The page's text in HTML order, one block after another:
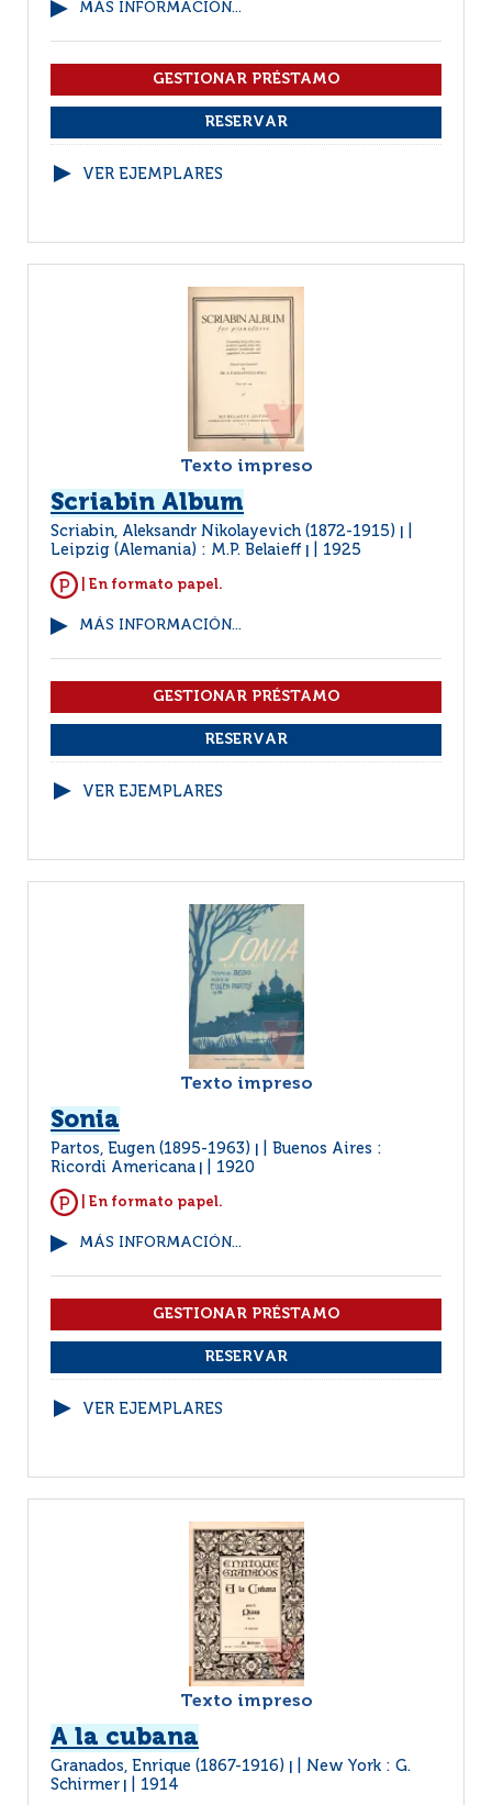
MÁS INFORMACIÓN...
VER EJEMPLARES
Texto impreso
Scriabin Album
Scriabin, Aleksandr Nikolayevich (1872-1915)
Leipzig (Alemania) : M.P. Belaieff 1925
| En formato papel.
MÁS INFORMACIÓN...
VER EJEMPLARES
Texto impreso
Sonia
Partos, Eugen (1895-1963)
Buenos Aires :
Ricordi Americana
1920
| En formato papel.
MÁS INFORMACIÓN...
VER EJEMPLARES
Texto impreso
A la cubana
Granados, Enrique (1867-1916)
New York : G.
Schirmer
1914